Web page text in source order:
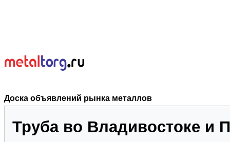
Доска объявлений рынка металлов
Труба во Владивостоке и